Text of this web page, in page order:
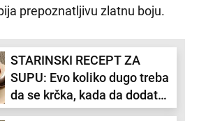
prepoznatljivu zlatnu boju.
STARINSKI RECEPT ZA
SUPU: Evo koliko dugo treba
da se krčka, kada da dodate
povrće i šta treba da radite